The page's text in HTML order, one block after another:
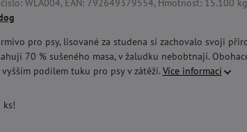
WLA004, EAN: 792649379554, Hmotnost: 15.100 kg
pro psy, lisované za studena si zachovalo svoji
70 % sušeného masa, v žaludku nebobtnají.
vyšším podílem tuku pro psy v zátěži. Více informací
ks!